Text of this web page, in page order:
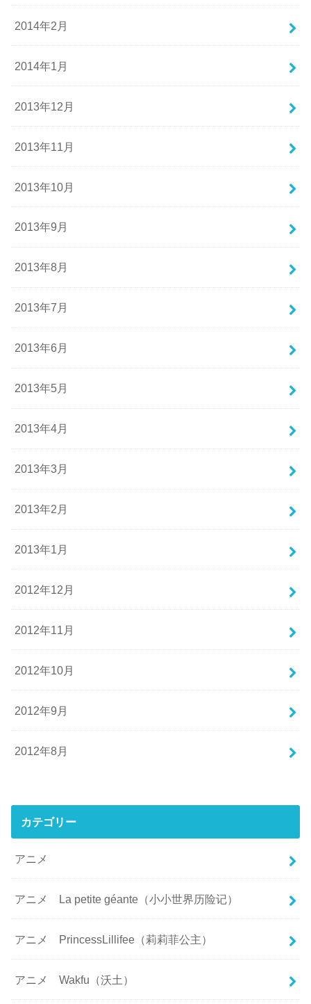
2014年2月
2014年1月
2013年12月
2013年11月
2013年10月
2013年9月
2013年8月
2013年7月
2013年6月
2013年5月
2013年4月
2013年3月
2013年2月
2013年1月
2012年12月
2012年11月
2012年10月
2012年9月
2012年8月
カテゴリー
アニメ
アニメ La petite géante（小小世界历险记）
アニメ PrincessLillifee（莉莉菲公主）
アニメ Wakfu（沃土）